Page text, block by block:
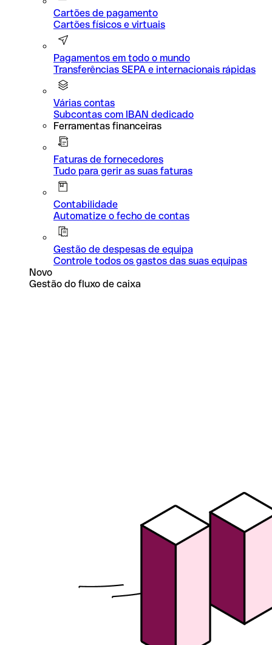
Cartões de pagamento
Cartões físicos e virtuais
Pagamentos em todo o mundo
Transferências SEPA e internacionais rápidas
Várias contas
Subcontas com IBAN dedicado
Ferramentas financeiras
Faturas de fornecedores
Tudo para gerir as suas faturas
Contabilidade
Automatize o fecho de contas
Gestão de despesas de equipa
Controle todos os gastos das suas equipas
Novo
Gestão do fluxo de caixa